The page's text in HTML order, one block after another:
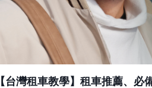
【台灣租車教學】租車推薦、必